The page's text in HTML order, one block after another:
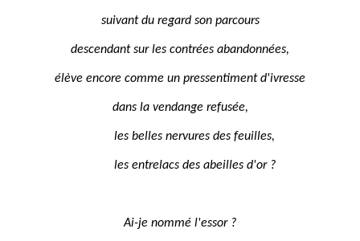
suivant du regard son parcours
descendant sur les contrées abandonnées,
élève encore comme un pressentiment d'ivresse
dans la vendange refusée,
les belles nervures des feuilles,
les entrelacs des abeilles d'or ?
Ai-je nommé l'essor ?